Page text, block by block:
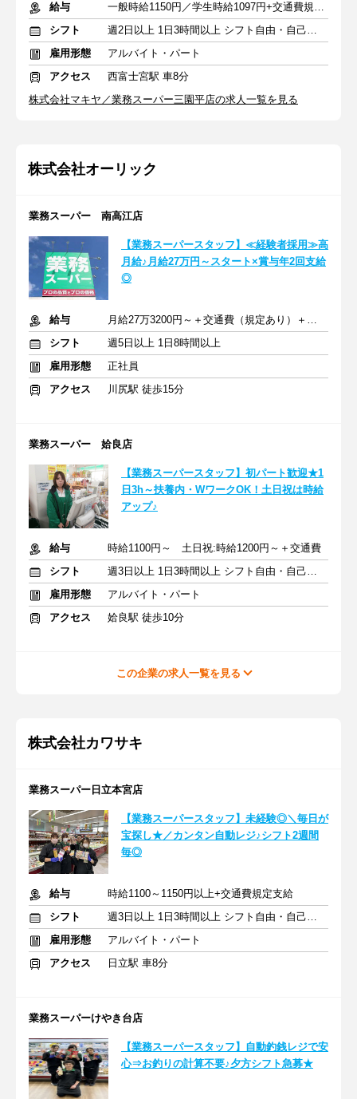
給与
一般時給1150円／学生時給1097円+交通費規定支給
シフト
週2日以上 1日3時間以上 シフト自由・自己申告
雇用形態
アルバイト・パート
アクセス
西富士宮駅 車8分
株式会社マキヤ／業務スーパー三園平店の求人一覧を見る
株式会社オーリック
業務スーパー 南高江店
【業務スーパースタッフ】≪経験者採用≫高
月給♪月給27万円～スタート×賞与年2回支給
◎
給与
月給27万3200円～＋交通費（規定あり）＋賞与年2回
シフト
週5日以上 1日8時間以上
雇用形態
正社員
アクセス
川尻駅 徒歩15分
業務スーパー 姶良店
【業務スーパースタッフ】初パート歓迎★1
日3h～扶養内・WワークOK！土日祝は時給
アップ♪
給与
時給1100円～ 土日祝:時給1200円～＋交通費
シフト
週3日以上 1日3時間以上 シフト自由・自己申告
雇用形態
アルバイト・パート
アクセス
姶良駅 徒歩10分
この企業の求人一覧を見る
株式会社カワサキ
業務スーパー日立本宮店
【業務スーパースタッフ】未経験◎＼毎日が
宝探し★／カンタン自動レジ♪シフト2週間
毎◎
給与
時給1100～1150円以上+交通費規定支給
シフト
週3日以上 1日3時間以上 シフト自由・自己申告
雇用形態
アルバイト・パート
アクセス
日立駅 車8分
業務スーパーけやき台店
【業務スーパースタッフ】自動釣銭レジで安
心⇒お釣りの計算不要♪夕方シフト急募★